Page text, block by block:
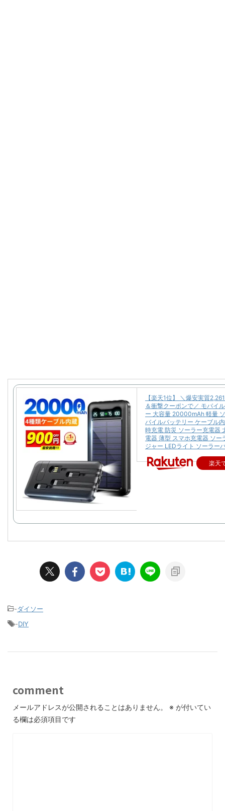
【楽天1位】 ＼爆安実質
＆衝撃クーポンで／ モバイ
ー 大容量 20000mAh 軽量
バイルバッテリー ケーブル
時充電 防災 ソーラー充電器
電器 薄型 スマホ充電器 ソー
ジャー LEDライト ソーラー
楽天
-ダイソー
-DIY
comment
メールアドレスが公開されることはありません。 ※ が付いてい
る欄は必須項目です